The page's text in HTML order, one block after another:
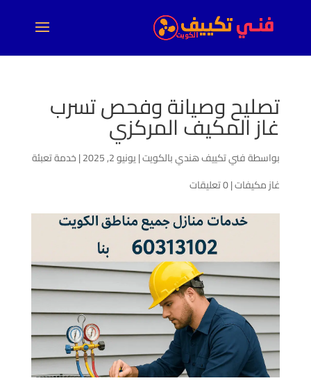
تصليح وصيانة وفحص تسرب
غاز المكيف المركزي
بواسطةفني تكييف هندي بالكويت|يونيو 2, 2025 |خدمة تعبئة
غاز مكيفات|0 تعليقات